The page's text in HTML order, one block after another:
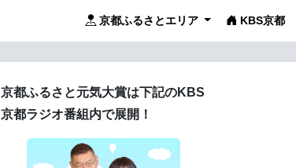
京都ふるさとエリア KBS京都
京都ふるさと元気大賞は下記のKBS
京都ラジオ番組内で展開！